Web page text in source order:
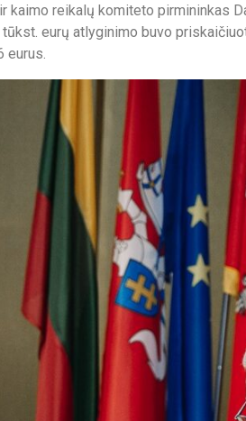
kaimo reikalų komiteto pirmininkas
eurų atlyginimo buvo
eurus.